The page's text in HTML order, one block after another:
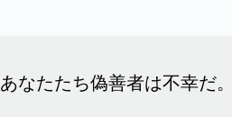
なたたち偽善者は不幸だ